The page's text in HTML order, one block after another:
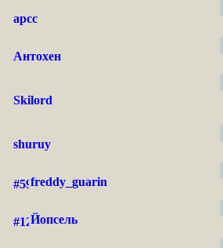
apcc
Антохен
Skilord
shuruy
freddy_guarin
Йопсель